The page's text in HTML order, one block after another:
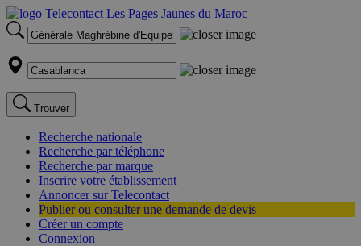
Trouver
Recherche nationale
Recherche par téléphone
Recherche par marque
Inscrire votre établissement
Annoncer sur Telecontact
Publier ou consulter une demande de devis
Créer un compte
Connexion